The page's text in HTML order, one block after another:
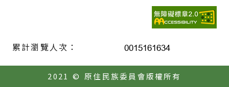
累計瀏覽人次：
2021 © 原住民族委員會版權所有